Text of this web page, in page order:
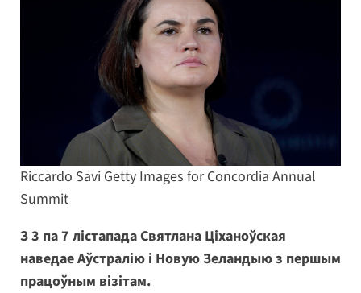
Riccardo Savi Getty Images for Concordia Annual
Summit
З 3 па 7 лістапада Святлана Ціханоўская
наведае Аўстралію і Новую Зеландыю з першым
працоўным візітам.